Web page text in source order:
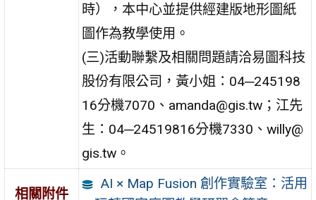
時），本中心並提供經建版地形圖紙
圖作為教學使用。
(三)活動聯繫及相關問題請洽易圖科技
股份有限公司，黃小姐：04─245198
16分機7070、amanda@gis.tw；江先
生：04─24519816分機7330、willy@
gis.tw。
相關附件
AI × Map Fusion 創作實驗室：活用